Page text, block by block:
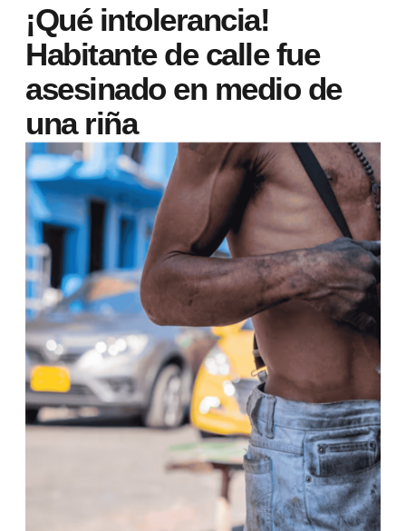
¡Qué intolerancia!
Habitante de calle fue
asesinado en medio de
una riña